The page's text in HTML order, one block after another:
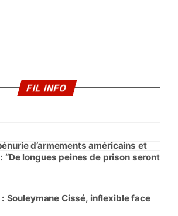
FIL INFO
d’armements américains et
“De longues peines de prison seront
: Souleymane Cissé, inflexible face